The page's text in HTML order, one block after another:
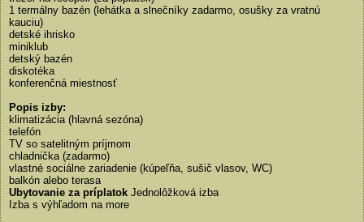
1 termálny bazén (lehátka a slnečníky zadarmo, osušky za vratnú
kauciu)
detské ihrisko
miniklub
detský bazén
diskotéka
konferenčná miestnosť
Popis izby:
klimatizácia (hlavná sezóna)
telefón
TV so satelitným príjmom
chladnička (zadarmo)
vlastné sociálne zariadenie (kúpeľňa, sušič vlasov, WC)
balkón alebo terasa
Ubytovanie za príplatok Jednolôžková izba
Izba s výhľadom na more